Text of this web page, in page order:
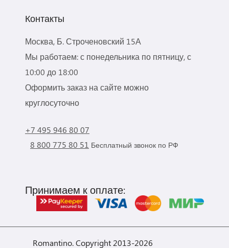
Контакты
Москва, Б. Строченовский 15А
Мы работаем: с понедельника по пятницу, с
10:00 до 18:00
Оформить заказ на сайте можно
круглосуточно
+7 495 946 80 07
8 800 775 80 51 Бесплатный звонок по РФ
Принимаем к оплате:
Romantino. Copyright 2013-2026